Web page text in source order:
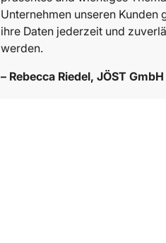
Unternehmen unseren
ihre Daten jederzeit und
werden.
– Rebecca Riedel, JÖST